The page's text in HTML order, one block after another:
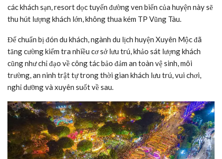
các khách sạn, resort dọc tuyến đường ven biển của huyện này sẽ
thu hút lượng khách lớn, không thua kém TP Vũng Tàu.
Để chuẩn bị đón du khách, ngành du lịch huyện Xuyên Mộc đã
tăng cường kiểm tra nhiều cơ sở lưu trú, khảo sát lượng khách
cũng như chỉ đạo về công tác bảo đảm an toàn vệ sinh, môi
trường, an ninh trật tự trong thời gian khách lưu trú, vui chơi,
nghỉ dưỡng và xuyên suốt về sau.